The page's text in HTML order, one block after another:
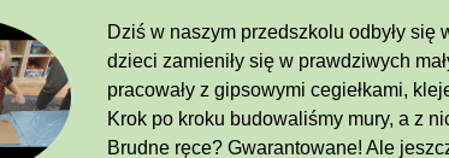
Dziś w naszym przedszkolu odbyły się
dzieci zamieniły się w prawdziwych
pracowały z gipsowymi cegiełkami,
Krok po kroku budowaliśmy mury, a z
Brudne ręce? Gwarantowane! Ale